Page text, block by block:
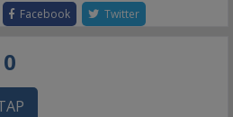
Facebook Twitter
0